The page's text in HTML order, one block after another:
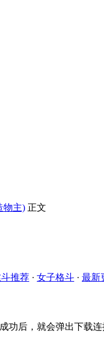
物主) 正文
推荐 · 女子格斗 · 最新
功后，就会弹出下载